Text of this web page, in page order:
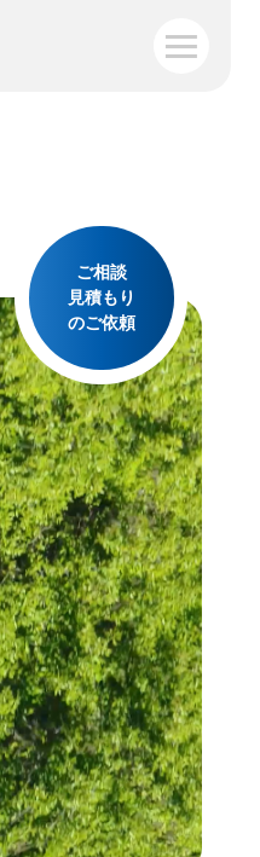
ご相談
見積もり
のご依頼